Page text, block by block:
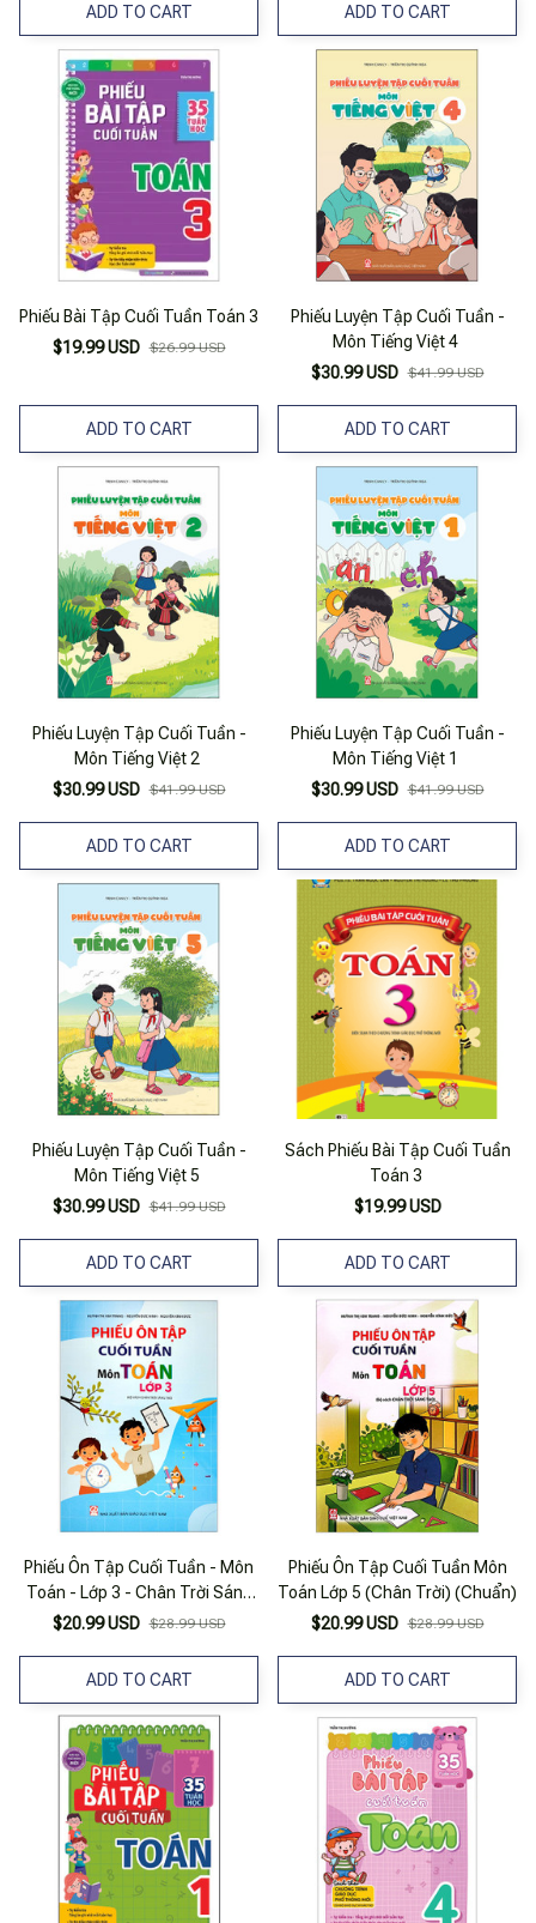
ADD TO CART ADD TO CART
Phiếu Bài Tập Cuối Tuần Toán 3
$19.99 USD $26.99 USD
ADD TO CART
Phiếu Luyện Tập Cuối Tuần -
Môn Tiếng Việt 4
$30.99 USD $41.99 USD
ADD TO CART
Phiếu Luyện Tập Cuối Tuần -
Môn Tiếng Việt 2
$30.99 USD $41.99 USD
ADD TO CART
Phiếu Luyện Tập Cuối Tuần -
Môn Tiếng Việt 1
$30.99 USD $41.99 USD
ADD TO CART
Phiếu Luyện Tập Cuối Tuần -
Môn Tiếng Việt 5
$30.99 USD $41.99 USD
ADD TO CART
Sách Phiếu Bài Tập Cuối Tuần
Toán 3
$19.99 USD
ADD TO CART
Phiếu Ôn Tập Cuối Tuần - Môn
Toán - Lớp 3 - Chân Trời Sáng
Tạo (2023)
$20.99 USD $28.99 USD
ADD TO CART
Phiếu Ôn Tập Cuối Tuần Môn
Toán Lớp 5 (Chân Trời) (Chuẩn)
$20.99 USD $28.99 USD
ADD TO CART